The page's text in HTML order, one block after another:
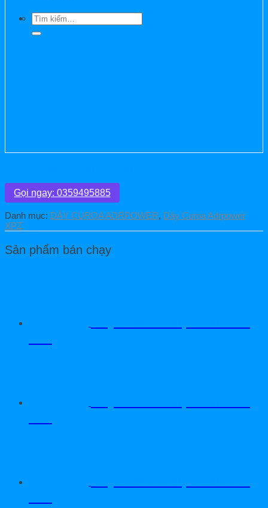
Tìm
kiếm:
Gọi ngay: 0359495885
Danh mục: DÂY CUROA ADRPOWER, Dây Curoa Adrpower
XPZ
Sản phẩm bán chạy